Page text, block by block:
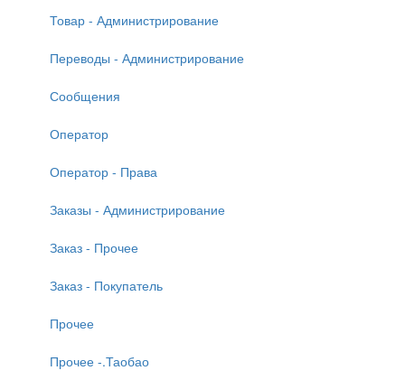
Товар - Администрирование
Переводы - Администрирование
Сообщения
Оператор
Оператор - Права
Заказы - Администрирование
Заказ - Прочее
Заказ - Покупатель
Прочее
Прочее -.Таобао